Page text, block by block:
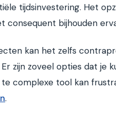
tijdsinvestering. Het
consequent bijhouden
kan het zelfs
zijn zoveel opties dat je
complexe tool kan
.